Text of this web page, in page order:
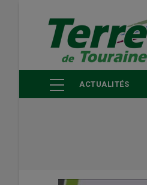
principal
ACTUALITÉS